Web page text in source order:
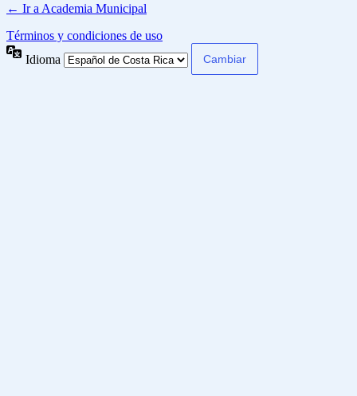
← Ir a Academia Municipal
Términos y condiciones de uso
Idioma